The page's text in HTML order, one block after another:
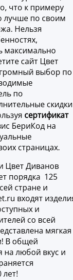
что к примеру
лучше по своим
Нельзя
максимально
сайт Цвет
выбор по
по
скидки
сертификат
БериКод на
страницах.
Цвет Диванов
порядка 125
стране и
входят
и
со всей
мягкая
В общей
на любой вкус и
лет!